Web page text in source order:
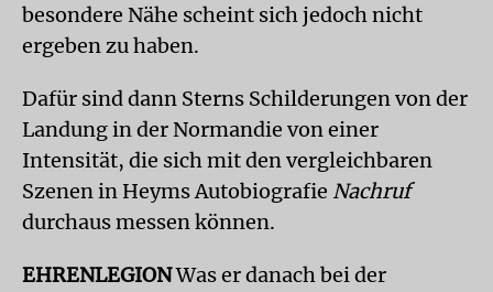
besondere Nähe scheint sich jedoch nicht
ergeben zu haben.
Dafür sind dann Sterns Schilderungen von der
Landung in der Normandie von einer
Intensität, die sich mit den vergleichbaren
Szenen in Heyms Autobiografie Nachruf
durchaus messen können.
EHRENLEGIONWas er danach bei der